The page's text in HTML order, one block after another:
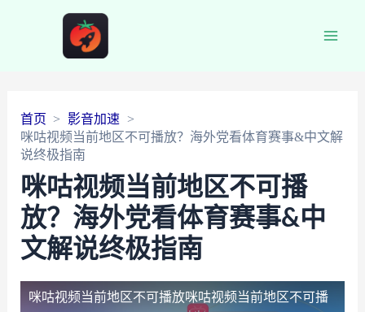
首页
影音加速
咪咕视频当前地区不可播放？海外党看体育赛事&中文解
说终极指南
咪咕视频当前地区不可播
放？海外党看体育赛事&中
文解说终极指南
咪咕视频当前地区不可播放咪咕视频当前地区不可播